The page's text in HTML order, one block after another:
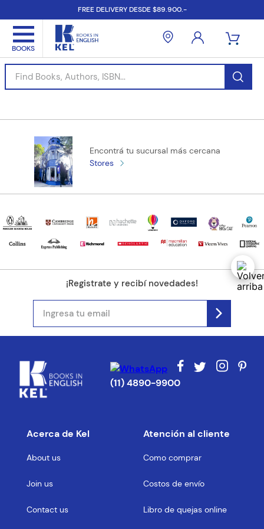
FREE DELIVERY DESDE $89.900.-
Find Books, Authors, ISBN...
Encontrá tu sucursal más cercana
Stores
¡Registrate y recibí novedades!
(11) 4890-9900
Acerca de Kel
About us
Join us
Contact us
Atención al cliente
Como comprar
Costos de envío
Libro de quejas online